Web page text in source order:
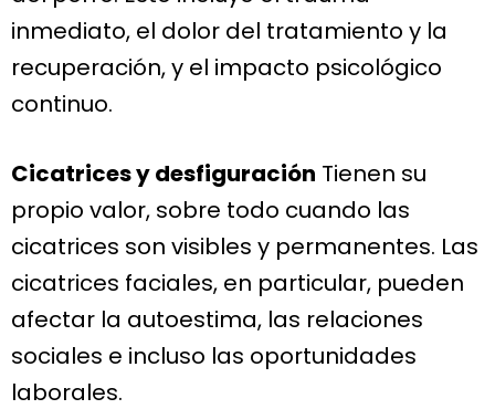
inmediato, el dolor del tratamiento y la
recuperación, y el impacto psicológico
continuo.
Cicatrices y desfiguración Tienen su
propio valor, sobre todo cuando las
cicatrices son visibles y permanentes. Las
cicatrices faciales, en particular, pueden
afectar la autoestima, las relaciones
sociales e incluso las oportunidades
laborales.